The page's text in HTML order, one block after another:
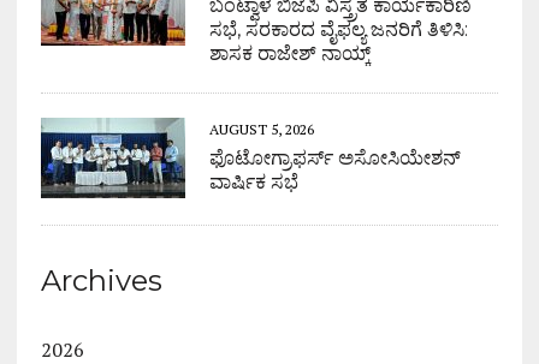
ಬಂಟ್ವಾಳ ಬಿಜೆಪಿ ವಿಸ್ತ್ರತ ಕಾರ್ಯಕಾರಿಣಿ
ಸಭೆ, ಸರಕಾರದ ವೈಫಲ್ಯ ಜನರಿಗೆ ತಿಳಿಸಿ:
ಶಾಸಕ ರಾಜೇಶ್ ನಾಯ್ಕ್
AUGUST 5, 2026
ಫೊಟೋಗ್ರಾಫರ್ಸ್ ಅಸೋಸಿಯೇಶನ್
ವಾರ್ಷಿಕ ಸಭೆ
Archives
2026